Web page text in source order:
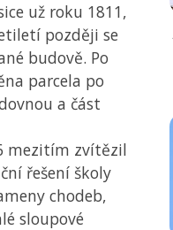
už roku 1811,
později se
budově. Po
parcela po
a část
mezitím zvítězil
řešení školy
chodeb,
sloupové